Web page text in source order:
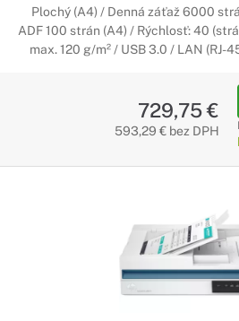
Plochý (A4) / Denná záťaž 6000
ADF 100 strán (A4) / Rýchlosť: 40
max. 120 g/m² / USB 3.0 / LAN (RJ-
729,75 €
593,29 € bez DPH